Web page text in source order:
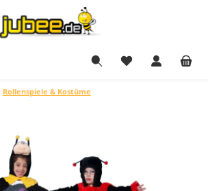
Rollenspiele & Kostüme